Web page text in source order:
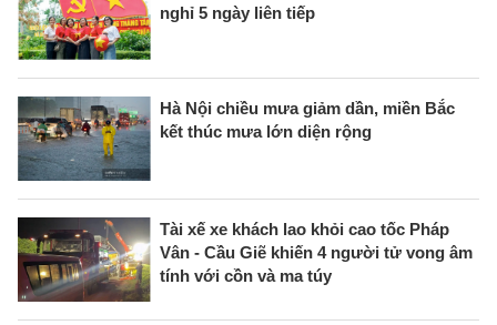
nghỉ 5 ngày liên tiếp
Hà Nội chiều mưa giảm dần, miền Bắc
kết thúc mưa lớn diện rộng
Tài xế xe khách lao khỏi cao tốc Pháp
Vân - Cầu Giẽ khiến 4 người tử vong âm
tính với cồn và ma túy